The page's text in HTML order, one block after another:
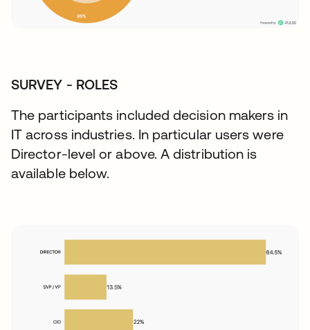
SURVEY - ROLES
The participants included decision makers in
IT across industries. In particular users were
Director-level or above. A distribution is
available below.